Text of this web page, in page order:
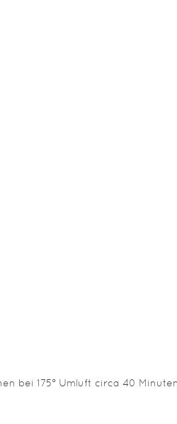
bei 175° Umluft circa 40